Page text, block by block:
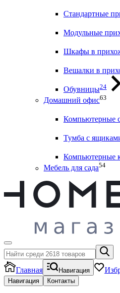
Стандартные
Модульные
Шкафы в
Вешалки в
Обувницы24
Домашний офис63
Компьютерные
Тумба с
Компьютерные
Мебель для сада54
Главная Навигация
Навигация Контакты